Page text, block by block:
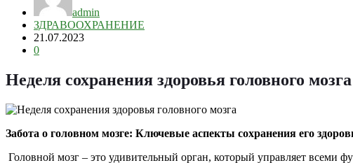
admin
ЗДРАВООХРАНЕНИЕ
21.07.2023
0
Неделя сохранения здоровья головного мозга
Забота о головном мозге: Ключевые аспекты сохранения его
Головной мозг – это удивительный орган, который управляет всеми